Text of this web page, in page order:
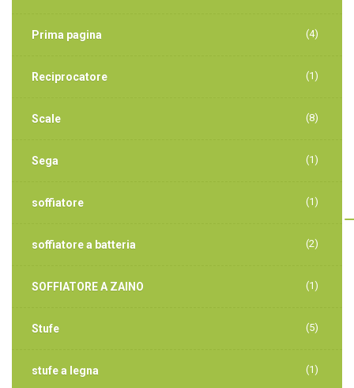
Prima pagina (4)
Reciprocatore (1)
Scale (8)
Sega (1)
soffiatore (1)
soffiatore a batteria (2)
SOFFIATORE A ZAINO (1)
Stufe (5)
stufe a legna (1)